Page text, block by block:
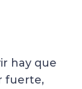
hay que
fuerte,